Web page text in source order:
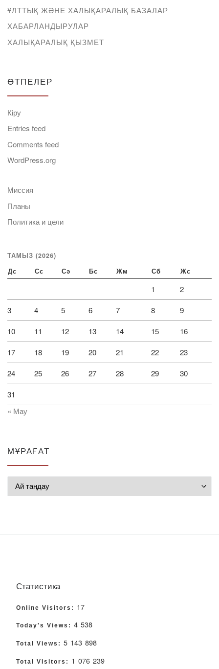
ҰЛТТЫҚ ЖӘНЕ ХАЛЫҚАРАЛЫҚ БАЗАЛАР
ХАБАРЛАНДЫРУЛАР
ХАЛЫҚАРАЛЫҚ ҚЫЗМЕТ
ӨТПЕЛЕР
Кіру
Entries feed
Comments feed
WordPress.org
Миссия
Планы
Политика и цели
ТАМЫЗ (2026)
Дс Сс Сә Бс Жм Сб Жс
1 2
3 4 5 6 7 8 9
10 11 12 13 14 15 16
17 18 19 20 21 22 23
24 25 26 27 28 29 30
31
« Мау
МҰРАҒАТ
Статистика
Online Visitors: 17
Today's Views: 4 538
Total Views: 5 143 898
Total Visitors: 1 076 239